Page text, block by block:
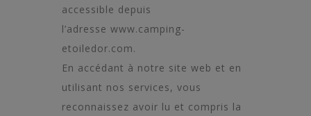
accessible depuis
l’adresse www.camping-
etoiledor.com.
En accédant à notre site web et en
utilisant nos services, vous
reconnaissez avoir lu et compris la